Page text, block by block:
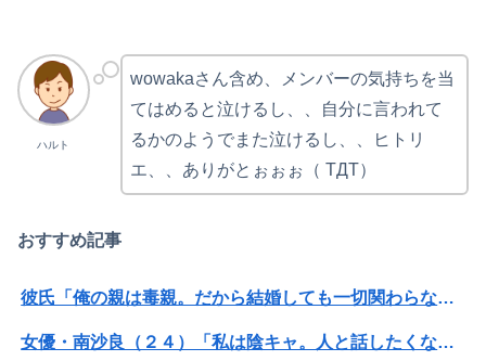
ハルト
wowakaさん含め、メンバーの気持ちを当
てはめると泣けるし、、自分に言われて
るかのようでまた泣けるし、、ヒトリ
エ、、ありがとぉぉぉ（ TДT）
おすすめ記事
彼氏「俺の親は毒親。だから結婚しても一切関わらなくていい」私「うん」彼氏「そのかわり俺もお前の親と一切関わらない。結婚の挨拶にも行かない」私「えっ」
女優・南沙良（２４）「私は陰キャ。人と話したくないので家に引きこもってPCでアニメを観ていたい」